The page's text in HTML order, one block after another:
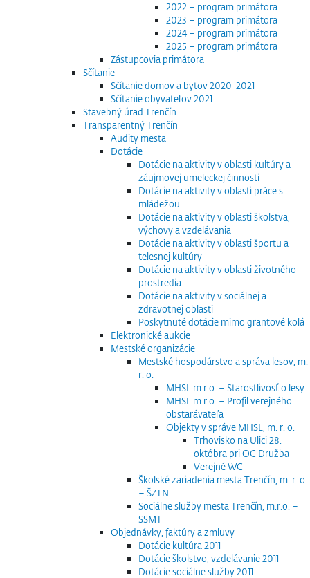
2022 – program primátora
2023 – program primátora
2024 – program primátora
2025 – program primátora
Zástupcovia primátora
Sčítanie
Sčítanie domov a bytov 2020-2021
Sčítanie obyvateľov 2021
Stavebný úrad Trenčín
Transparentný Trenčín
Audity mesta
Dotácie
Dotácie na aktivity v oblasti kultúry a
záujmovej umeleckej činnosti
Dotácie na aktivity v oblasti práce s
mládežou
Dotácie na aktivity v oblasti školstva,
výchovy a vzdelávania
Dotácie na aktivity v oblasti športu a
telesnej kultúry
Dotácie na aktivity v oblasti životného
prostredia
Dotácie na aktivity v sociálnej a
zdravotnej oblasti
Poskytnuté dotácie mimo grantové kolá
Elektronické aukcie
Mestské organizácie
Mestské hospodárstvo a správa lesov, m.
r. o.
MHSL m.r.o. – Starostlivosť o lesy
MHSL m.r.o. – Profil verejného
obstarávateľa
Objekty v správe MHSL, m. r. o.
Trhovisko na Ulici 28.
októbra pri OC Družba
Verejné WC
Školské zariadenia mesta Trenčín, m. r. o.
– ŠZTN
Sociálne služby mesta Trenčín, m.r.o. –
SSMT
Objednávky, faktúry a zmluvy
Dotácie kultúra 2011
Dotácie školstvo, vzdelávanie 2011
Dotácie sociálne služby 2011